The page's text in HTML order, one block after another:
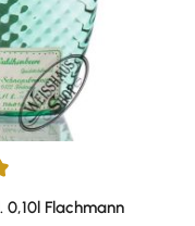
von 5 Sternen
0,10l Flachmann